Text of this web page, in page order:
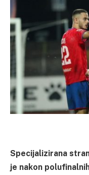
Specijalizirana
je nakon